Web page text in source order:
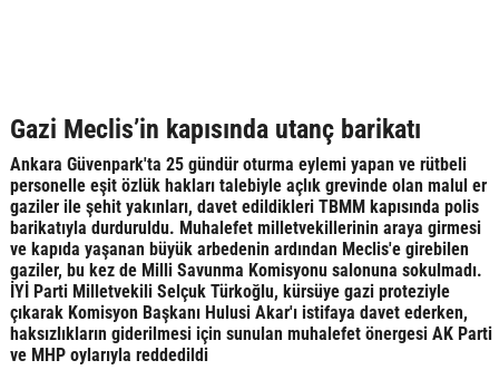
Gazi Meclis’in kapısında utanç barikatı
Ankara Güvenpark'ta 25 gündür oturma eylemi yapan ve rütbeli
personelle eşit özlük hakları talebiyle açlık grevinde olan malul er
gaziler ile şehit yakınları, davet edildikleri TBMM kapısında polis
barikatıyla durduruldu. Muhalefet milletvekillerinin araya girmesi
ve kapıda yaşanan büyük arbedenin ardından Meclis'e girebilen
gaziler, bu kez de Milli Savunma Komisyonu salonuna sokulmadı.
İYİ Parti Milletvekili Selçuk Türkoğlu, kürsüye gazi proteziyle
çıkarak Komisyon Başkanı Hulusi Akar'ı istifaya davet ederken,
haksızlıkların giderilmesi için sunulan muhalefet önergesi AK Parti
ve MHP oylarıyla reddedildi